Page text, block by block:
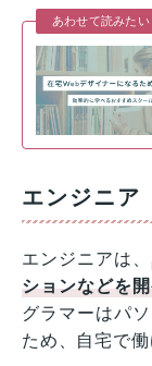
あわせて読みたい
エンジニア
エンジニアは、
ションなどを
グラマーはパ
ため、自宅で働